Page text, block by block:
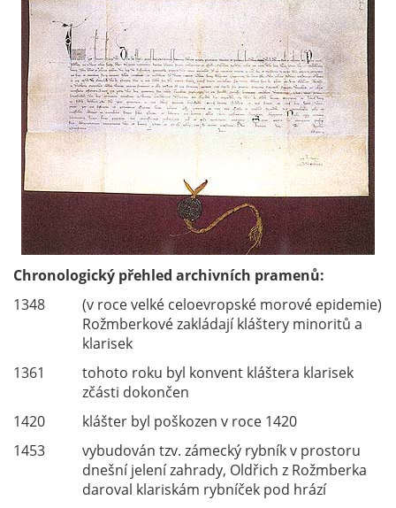
Chronologický přehled archivních pramenů:
1348
(v roce velké celoevropské morové epidemie)
Rožmberkové zakládají kláštery minoritů a
klarisek
1361
tohoto roku byl konvent kláštera klarisek
zčásti dokončen
1420
klášter byl poškozen v roce 1420
1453
vybudován tzv. zámecký rybník v prostoru
dnešní jelení zahrady, Oldřich z Rožmberka
daroval klariskám rybníček pod hrází